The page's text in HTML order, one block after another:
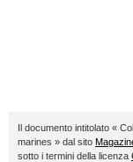
Il documento intitolato «
marines » dal sito
sotto i termini della licenza